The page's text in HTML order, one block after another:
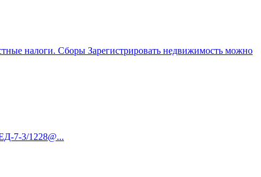
налоги. Сборы Зарегистрировать недвижимость можно
7-3/1228@...